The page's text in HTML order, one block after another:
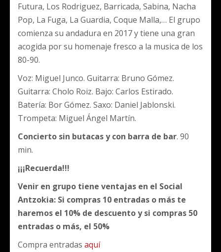
Futura, Los Rodriguez, Barricada, Sabina, Nacha
Pop, La Fuga, La Guardia, Coque Malla,… El grupo
comienza su andadura en 2017 y tiene una gran
acogida por su homenaje fresco a la musica de los
80-90.
Voz: Miguel Junco. Guitarra: Bruno Gómez.
Guitarra: Cholo Roiz. Bajo: Carlos Estirado.
Batería: Bor Gómez. Saxo: Daniel Jablonski.
Trompeta: Miguel Ángel Martín.
Concierto sin butacas y con barra de bar. 90
min.
¡¡¡Recuerda!!!
Venir en grupo tiene ventajas en el Social
Antzokia: Si compras 10 entradas o más te
haremos el 10% de descuento y si compras 50
entradas o más, el 50%
Compra entradasaquí